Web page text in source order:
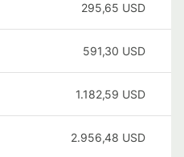
295,65 USD
591,30 USD
1.182,59 USD
2.956,48 USD